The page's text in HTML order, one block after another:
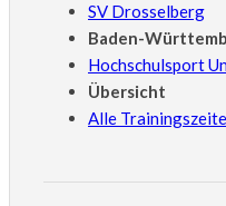
SV Drosselberg
Baden-
Hochschulsport
Übersicht
Alle